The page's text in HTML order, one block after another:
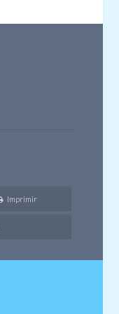
Imprimir